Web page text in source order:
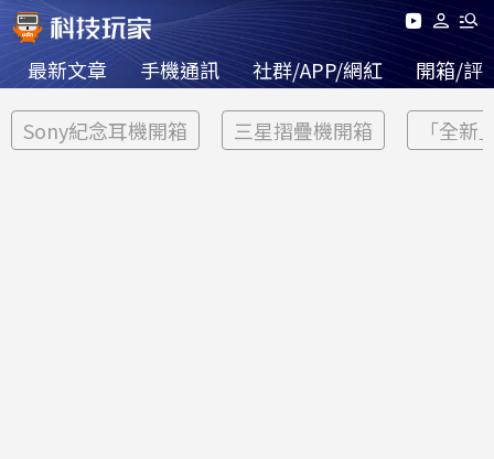
最新文章 手機通訊 社群/APP/網紅 開箱/評
Sony紀念耳機開箱 三星摺疊機開箱 「全新